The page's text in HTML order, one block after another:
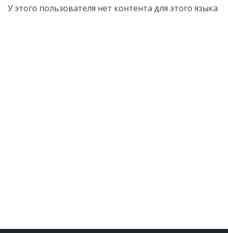
У этого пользователя нет контента для этого языка